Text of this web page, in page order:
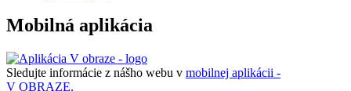
Mobilná aplikácia
Sledujte informácie z nášho webu v mobilnej aplikácii -
V OBRAZE.